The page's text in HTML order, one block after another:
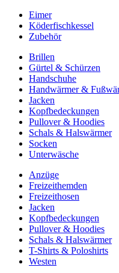
Eimer
Köderfischkessel
Zubehör
Brillen
Gürtel & Schürzen
Handschuhe
Handwärmer &
Jacken
Kopfbedeckungen
Pullover & Hoodies
Schals & Halswärmer
Socken
Unterwäsche
Anzüge
Freizeithemden
Freizeithosen
Jacken
Kopfbedeckungen
Pullover & Hoodies
Schals & Halswärmer
T-Shirts & Poloshirts
Westen